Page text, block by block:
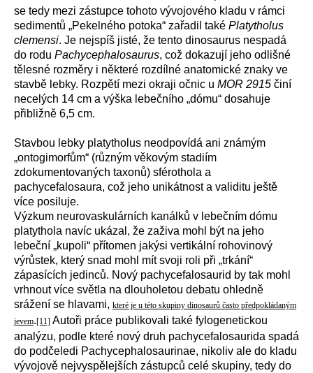
se tedy mezi zástupce tohoto vývojového kladu v rámci
sedimentů „Pekelného potoka“ zařadil také Platytholus
clemensi. Je nejspíš jisté, že tento dinosaurus nespadá
do rodu Pachycephalosaurus, což dokazují jeho odlišné
tělesné rozměry i některé rozdílné anatomické znaky ve
stavbě lebky. Rozpětí mezi okraji očnic u MOR 2915 činí
necelých 14 cm a výška lebečního „dómu“ dosahuje
přibližně 6,5 cm.
Stavbou lebky platytholus neodpovídá ani známým
„ontogimorfům“ (různým věkovým stadiím
zdokumentovaných taxonů) sférothola a
pachycefalosaura, což jeho unikátnost a validitu ještě
více posiluje.
Výzkum neurovaskulárních kanálků v lebečním dómu
platythola navíc ukázal, že zaživa mohl být na jeho
lebeční „kupoli“ přítomen jakýsi vertikální rohovinový
výrůstek, který snad mohl mít svoji roli při „trkání“
zápasících jedinců. Nový pachycefalosaurid by tak mohl
vrhnout více světla na dlouholetou debatu ohledně
srážení se hlavami, které je u této skupiny dinosaurů často předpokládaným
jevem.[11] Autoři práce publikovali také fylogenetickou
analýzu, podle které nový druh pachycefalosaurida spadá
do podčeledi Pachycephalosaurinae, nikoliv ale do kladu
vývojově nejvyspělejších zástupců celé skupiny, tedy do